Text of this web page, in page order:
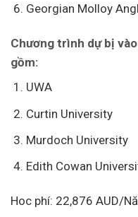
Georgian Molloy
Chương trình dự bị
gồm:
UWA
Curtin University
Murdoch University
Edith Cowan
Hoc phí: 22,876 AUD/